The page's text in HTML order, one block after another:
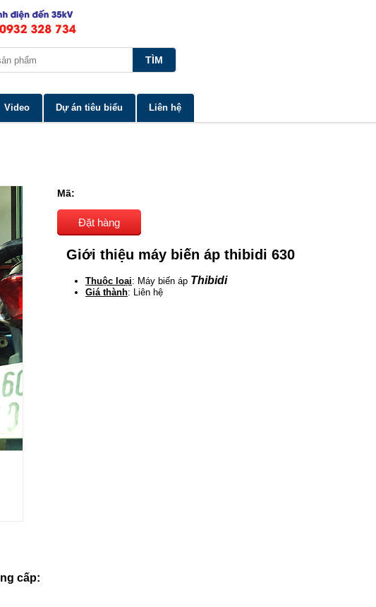
Video Dự án tiêu biểu Liên hệ
Mã:
Đặt hàng
Giới thiệu máy biến áp thibidi 630
Thuộc loại: Máy biến áp Thibidi
Giá thành: Liên hệ
cấp: